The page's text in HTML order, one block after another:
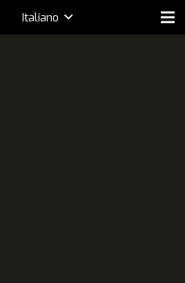
Italiano